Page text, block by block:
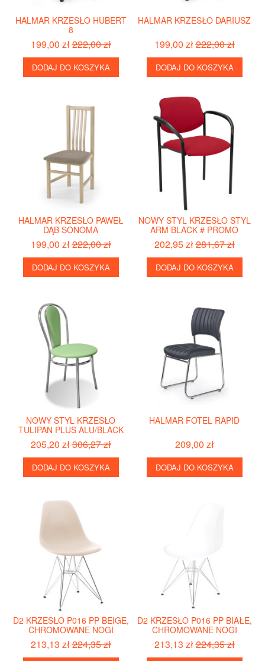
HALMAR KRZESŁO HUBERT
8
199,00 zł222,00 zł
DODAJ DO KOSZYKA
HALMAR KRZESŁO DARIUSZ
199,00 zł222,00 zł
DODAJ DO KOSZYKA
HALMAR KRZESŁO PAWEŁ
DĄB SONOMA
199,00 zł222,00 zł
DODAJ DO KOSZYKA
NOWY STYL KRZESŁO STYL
ARM BLACK # PROMO
202,95 zł281,67 zł
DODAJ DO KOSZYKA
NOWY STYL KRZESŁO
TULIPAN PLUS ALU/BLACK
205,20 zł306,27 zł
DODAJ DO KOSZYKA
HALMAR FOTEL RAPID
209,00 zł
DODAJ DO KOSZYKA
D2 KRZESŁO P016 PP BEIGE,
CHROMOWANE NOGI
213,13 zł224,35 zł
D2 KRZESŁO P016 PP BIAŁE,
CHROMOWANE NOGI
213,13 zł224,35 zł